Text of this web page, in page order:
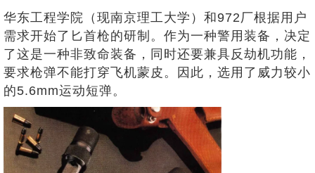
华东工程学院（现南京理工大学）和972厂根据用户
需求开始了匕首枪的研制。作为一种警用装备，决定
了这是一种非致命装备，同时还要兼具反劫机功能，
要求枪弹不能打穿飞机蒙皮。因此，选用了威力较小
的5.6mm运动短弹。